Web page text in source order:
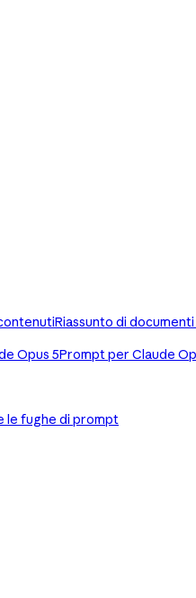
Riassunto di
Opus 5Prompt per Claude
le fughe di prompt